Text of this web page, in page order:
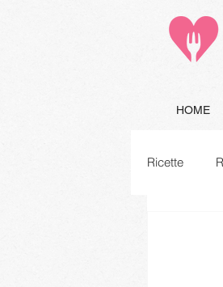
HOME
Ricette